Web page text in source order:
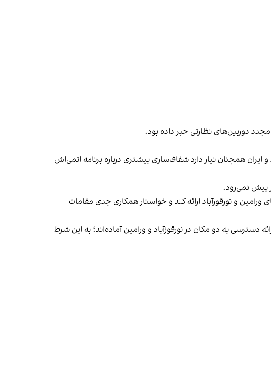
مجدد دوربین‌های نظارتی خبر داده بود.
و ایران همچنان نیاز دارد شفاف‌سازی بیشتری درباره برنامه اتمی‌اش
پیش نمی‌رود.
ورامین و تورقوز‌آباد ارائه کند و خواستار همکاری جدی مقامات
دسترسی‌ به دو مکان در تورقوزآباد و ورامین آماده‌اند؛ به این شرط